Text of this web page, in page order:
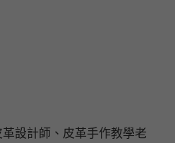
設計師、皮革手作教學老